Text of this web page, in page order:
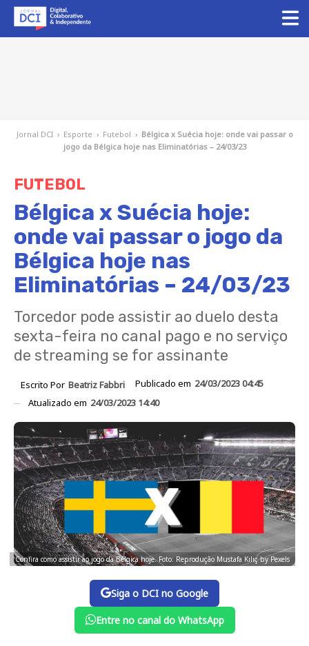
Jornal DCI › Esporte › Futebol › Bélgica x Suécia hoje: onde vai passar o
jogo da Bélgica hoje nas Eliminatórias – 24/03/23
FUTEBOL
Bélgica x Suécia hoje:
onde vai passar o jogo da
Bélgica hoje nas
Eliminatórias – 24/03/23
Torcedor pode assistir ao duelo desta
sexta-feira no canal pago e no serviço
de streaming se for assinante
Escrito Por Beatriz Fabbri Publicado em 24/03/2023 04:45
Atualizado em 24/03/2023 14:40
Confira como assistir ao jogo da Bélgica hoje. Foto: Reprodução Mustafa Kılıç by Pexels
Siga o DCI no Google
Entre no canal do WhatsApp